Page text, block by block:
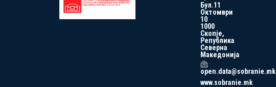
Бул.11
Октомври
10
1000
Скопје,
Република
Северна
Македонија
open.data@sobranie.mk
www.sobranie.mk